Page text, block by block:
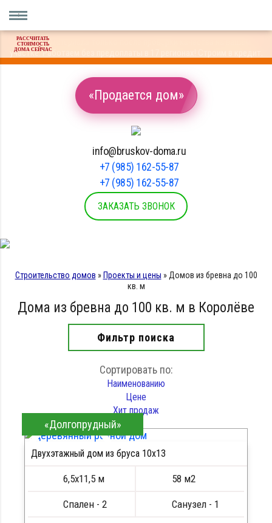
Оплата материала только после проверки качества на вашем
участке. Работаем без предоплаты в 17 регионах! Строим в кредит.
«Продается дом»
info@bruskov-doma.ru
+7 (985) 162-55-87
+7 (985) 162-55-87
ЗАКАЗАТЬ ЗВОНОК
Строительство домов » Проекты и цены » Домов из бревна до 100
кв. м
Дома из бревна до 100 кв. м в Королёве
Фильтр поиска
Сортировать по:
Наименованию
Цене
Хит продаж
ПОДРОБНЕЕ
«Долгопрудный»
Двухэтажный дом из бруса 10х13
6,5х11,5 м 58 м2
Спален - 2 Санузел - 1
РАССЧИТАТЬ
СТОИМОСТЬ
ДОМА СЕЙЧАС